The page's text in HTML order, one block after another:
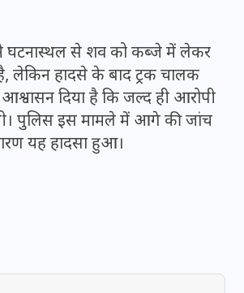
ने घटनास्थल से शव को कब्जे में लेकर
है, लेकिन हादसे के बाद ट्रक चालक
दिया है कि जल्द ही आरोपी
पुलिस इस मामले में आगे की जांच
यह हादसा हुआ।
Lekhpal Recruitment
में लेखपाल के पदों
का विज्ञापन जारी,
से शुरू होंगे आवेदन